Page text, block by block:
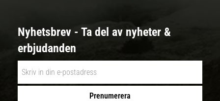
Nyhetsbrev - Ta del av nyheter &
erbjudanden
Prenumerera